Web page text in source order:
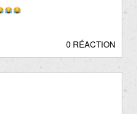
0 RÉACTION